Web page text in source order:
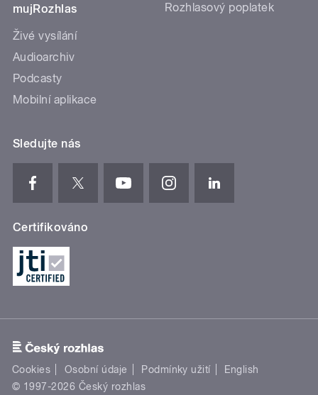
mujRozhlas
Živé vysílání
Audioarchiv
Podcasty
Mobilní aplikace
Rozhlasový poplatek
Sledujte nás
Certifikováno
Cookies Osobní údaje Podmínky užití
English
© 1997-2026 Český rozhlas